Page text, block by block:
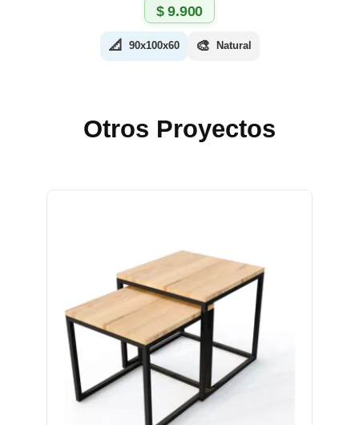
$9.900
📐 90x100x60 🎨 Natural
Otros Proyectos